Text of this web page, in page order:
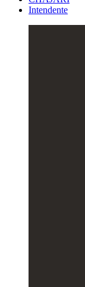
Intendente